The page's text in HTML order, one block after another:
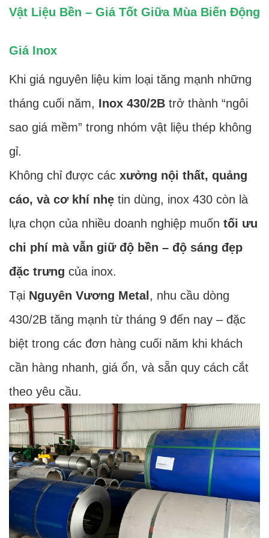
Vật Liệu Bền – Giá Tốt Giữa Mùa Biến Động
Giá Inox
Khi giá nguyên liệu kim loại tăng mạnh những
tháng cuối năm, Inox 430/2B trở thành “ngôi
sao giá mềm” trong nhóm vật liệu thép không
gỉ.
Không chỉ được các xưởng nội thất, quảng
cáo, và cơ khí nhẹ tin dùng, inox 430 còn là
lựa chọn của nhiều doanh nghiệp muốn tối ưu
chi phí mà vẫn giữ độ bền – độ sáng đẹp
đặc trưng của inox.
Tại Nguyên Vương Metal , nhu cầu dòng
430/2B tăng mạnh từ tháng 9 đến nay – đặc
biệt trong các đơn hàng cuối năm khi khách
cần hàng nhanh, giá ổn, và sẵn quy cách cắt
theo yêu cầu.